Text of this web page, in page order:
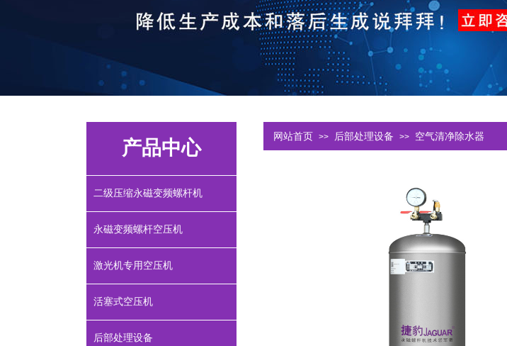
产品中心 网站首页 >> 后部处理设备 >> 空气清净除水器
二级压缩永磁变频螺杆机
永磁变频螺杆空压机
激光机专用空压机
活塞式空压机
后部处理设备